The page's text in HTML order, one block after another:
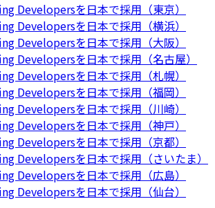
Developersを日本で採用（東京）
Developersを日本で採用（横浜）
Developersを日本で採用（大阪）
Developersを日本で採用（名古屋）
Developersを日本で採用（札幌）
Developersを日本で採用（福岡）
Developersを日本で採用（川崎）
Developersを日本で採用（神戸）
Developersを日本で採用（京都）
Developersを日本で採用（さいたま）
Developersを日本で採用（広島）
Developersを日本で採用（仙台）